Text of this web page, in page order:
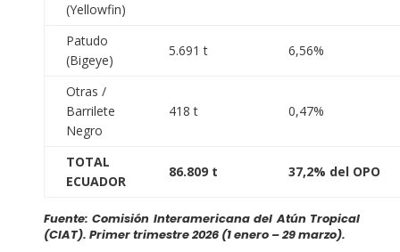
(Yellowfin)
Patudo
(Bigeye)
5.691 t 6,56%
Otras /
Barrilete
Negro
418 t 0,47%
TOTAL
ECUADOR
86.809 t 37,2% del OPO
Fuente: Comisión Interamericana del Atún Tropical
(CIAT). Primer trimestre 2026 (1 enero – 29 marzo).